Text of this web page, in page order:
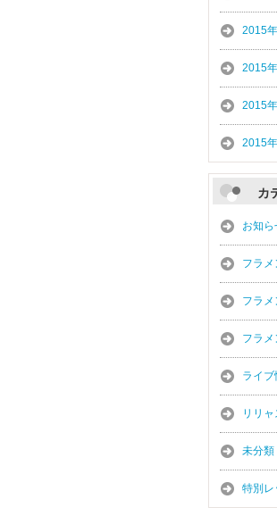
2015
2015
2015
2015
カ
お知ら
フラ
フラ
フラ
ライブ
リリ
未分類
特別レ